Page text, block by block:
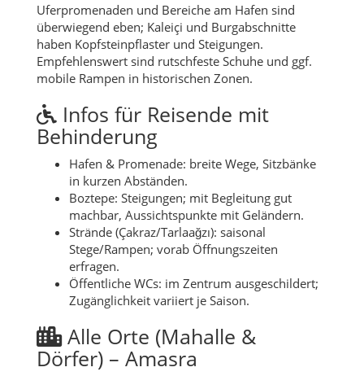
Uferpromenaden und Bereiche am Hafen sind
überwiegend eben; Kaleiçi und Burgabschnitte
haben Kopfsteinpflaster und Steigungen.
Empfehlenswert sind rutschfeste Schuhe und ggf.
mobile Rampen in historischen Zonen.
Infos für Reisende mit
Behinderung
Hafen & Promenade: breite Wege, Sitzbänke
in kurzen Abständen.
Boztepe: Steigungen; mit Begleitung gut
machbar, Aussichtspunkte mit Geländern.
Strände (Çakraz/Tarlaağzı): saisonal
Stege/Rampen; vorab Öffnungszeiten
erfragen.
Öffentliche WCs: im Zentrum ausgeschildert;
Zugänglichkeit variiert je Saison.
Alle Orte (Mahalle &
Dörfer) – Amasra